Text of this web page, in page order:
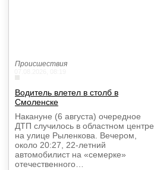
Происшествия
Водитель влетел в столб в
Смоленске
Накануне (6 августа) очередное
ДТП случилось в областном центре
на улице Рыленкова. Вечером,
около 20:27, 22-летний
автомобилист на «семерке»
отечественного…